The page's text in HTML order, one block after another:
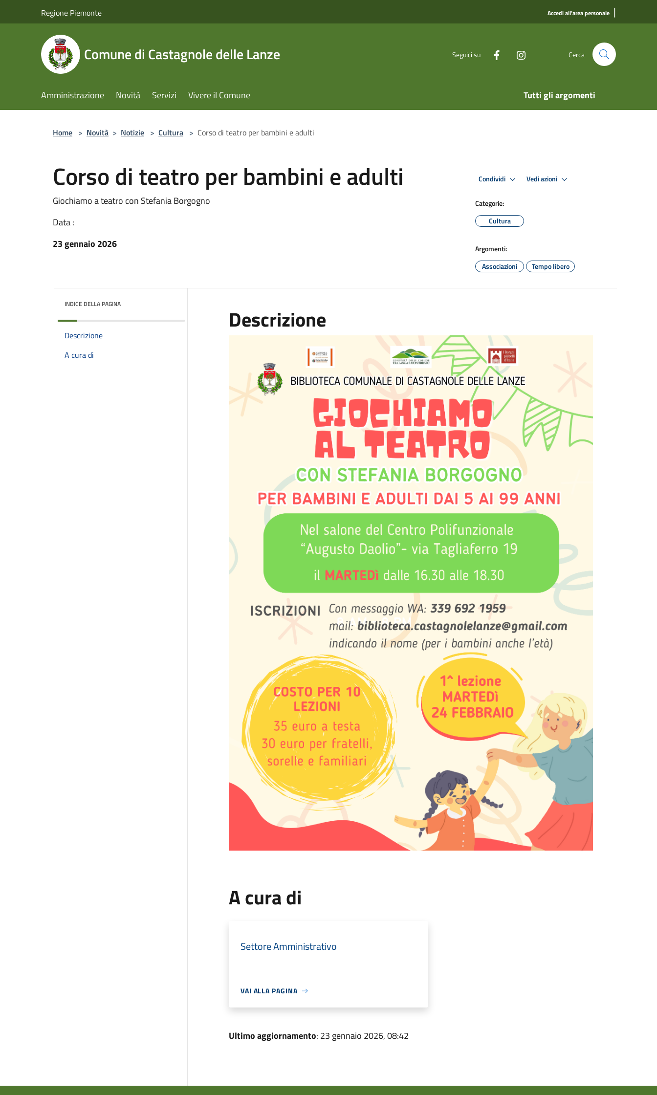
Regione Piemonte Accedi all'area personale |
Comune di Castagnole delle Lanze Seguici su Cerca
Amministrazione Novità Servizi Vivere il Comune Tutti gli argomenti
Home > Novità > Notizie > Cultura > Corso di teatro per bambini e adulti
Corso di teatro per bambini e adulti
Giochiamo a teatro con Stefania Borgogno
Data :
23 gennaio 2026
Condividi Vedi azioni
Categorie:
Cultura
Argomenti:
Associazioni
Tempo libero
INDICE DELLA PAGINA
Descrizione
A cura di
Descrizione
A cura di
Settore Amministrativo
VAI ALLA PAGINA
Ultimo aggiornamento: 23 gennaio 2026, 08:42